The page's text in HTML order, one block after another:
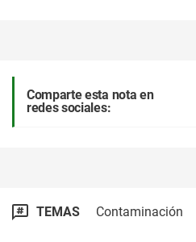
Comparte esta nota en
redes sociales:
TEMAS Contaminación